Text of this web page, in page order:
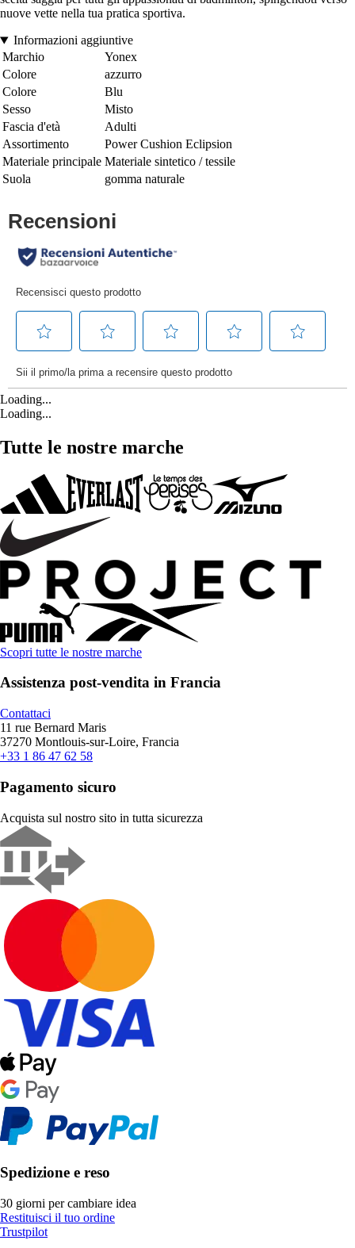
nuove vette nella tua pratica sportiva.
Informazioni aggiuntive
Marchio
Yonex
Colore
azzurro
Colore
Blu
Sesso
Misto
Fascia d'età
Adulti
Assortimento
Power Cushion Eclipsion
Materiale principale Materiale sintetico / tessile
Suola
gomma naturale
Loading...
Loading...
Tutte le nostre marche
Scopri tutte le nostre marche
Assistenza post-vendita in Francia
Contattaci
11 rue Bernard Maris
37270 Montlouis-sur-Loire, Francia
+33 1 86 47 62 58
Pagamento sicuro
Acquista sul nostro sito in tutta sicurezza
Spedizione e reso
30 giorni per cambiare idea
Restituisci il tuo ordine
Trustpilot